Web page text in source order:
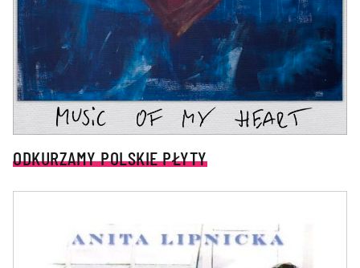
ODKURZAMY POLSKIE PŁYTY